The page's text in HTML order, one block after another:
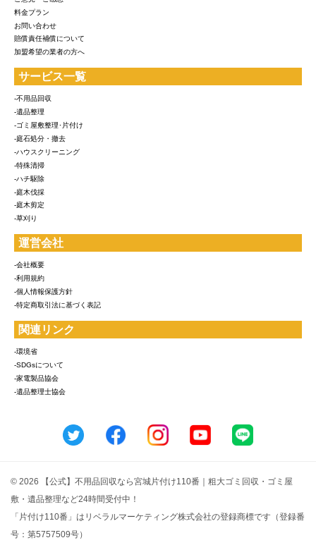
料金プラン
お問い合わせ
賠償責任補償について
加盟希望の業者の方へ
サービス一覧
-不用品回収
-遺品整理
-ゴミ屋敷整理･片付け
-庭石処分・撤去
-ハウスクリーニング
-特殊清掃
-ハチ駆除
-庭木伐採
-庭木剪定
-草刈り
運営会社
-会社概要
-利用規約
-個人情報保護方針
-特定商取引法に基づく表記
関連リンク
-環境省
-SDGsについて
-家電製品協会
-遺品整理士協会
© 2026 【公式】不用品回収なら宮城片付け110番｜粗大ゴミ回収・ゴミ屋
敷・遺品整理など24時間受付中！
「片付け110番」はリベラルマーケティング株式会社の登録商標です（登録番
号：第5757509号）